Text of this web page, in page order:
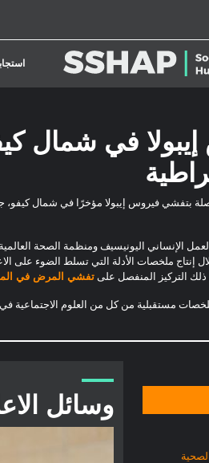
في شمال
الإنساني اليونيسيف ومنظمة الصحة العالمية
إنتاج ملخصات الأدلة التي تسلط الضوء على
التركيز المنفصل على تفشي المرض في
مستقبلية من كل من العلوم الاجتماعية في
وسائل